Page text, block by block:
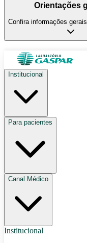
Orientações
Confira informações
Institucional
Para pacientes
Canal Médico
Institucional